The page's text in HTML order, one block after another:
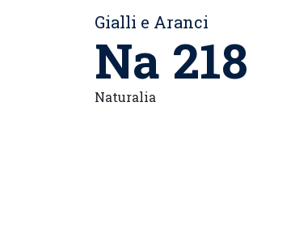
Gialli e Aranci
Na 218
Naturalia